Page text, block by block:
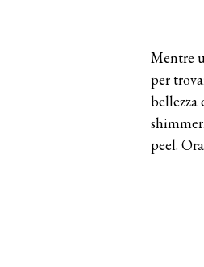
Mentre
per
bellezza
peel.